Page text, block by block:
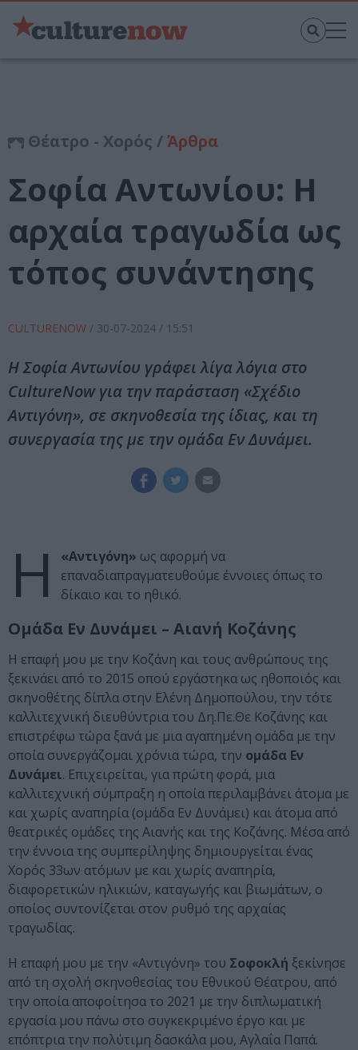
Θέατρο - Χορός /Άρθρα
Σοφία Αντωνίου: Η
αρχαία τραγωδία ως
τόπος συνάντησης
CULTURENOW / 30-07-2024 / 15:51
Η Σοφία Αντωνίου γράφει λίγα λόγια στο
CultureNow για την παράσταση «Σχέδιο
Αντιγόνη», σε σκηνοθεσία της ίδιας, και τη
συνεργασία της με την ομάδα Εν Δυνάμει.
Η «Αντιγόνη» ως αφορμή να
επαναδιαπραγματευθούμε έννοιες όπως το
δίκαιο και το ηθικό.
Ομάδα Εν Δυνάμει – Αιανή Κοζάνης
Η επαφή μου με την Κοζάνη και τους ανθρώπους της
ξεκινάει από το 2015 οπού εργάστηκα ως ηθοποιός και
σκηνοθέτης δίπλα στην Ελένη Δημοπούλου, την τότε
καλλιτεχνική διευθύντρια του Δη.Πε.Θε Κοζάνης και
επιστρέφω τώρα ξανά με μια αγαπημένη ομάδα με την
οποία συνεργάζομαι χρόνια τώρα, την ομάδα Εν
Δυνάμει. Επιχειρείται, για πρώτη φορά, μια
καλλιτεχνική σύμπραξη η οποία περιλαμβάνει άτομα με
και χωρίς αναπηρία (ομάδα Εν Δυνάμει) και άτομα από
θεατρικές ομάδες της Αιανής και της Κοζάνης. Μέσα από
την έννοια της συμπερίληψης δημιουργείται ένας
Χορός 33ων ατόμων με και χωρίς αναπηρία,
διαφορετικών ηλικιών, καταγωγής και βιωμάτων, ο
οποίος συντονίζεται στον ρυθμό της αρχαίας
τραγωδίας.
Η επαφή μου με την «Αντιγόνη» του Σοφοκλή ξεκίνησε
από τη σχολή σκηνοθεσίας του Εθνικού Θέατρου, από
την οποία αποφοίτησα το 2021 με την διπλωματική
εργασία μου πάνω στο συγκεκριμένο έργο και με
επόπτρια την πολύτιμη δασκάλα μου, Αγλαΐα Παπά.